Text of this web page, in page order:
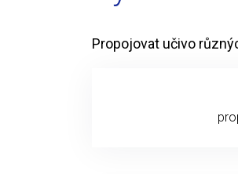
Propojovat učivo